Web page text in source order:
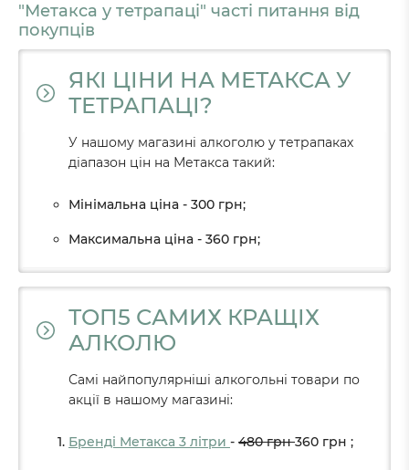
"Метакса у тетрапаці" часті питання від
покупців
ЯКІ ЦІНИ НА МЕТАКСА У
ТЕТРАПАЦІ?
У нашому магазині алкоголю у тетрапаках
діапазон цін на Метакса такий:
Мінімальна ціна - 300 грн;
Максимальна ціна - 360 грн;
ТОП5 САМИХ КРАЩІХ
АЛКОЛЮ
Самі найпопулярніші алкогольні товари по
акції в нашому магазині:
Бренді Метакса 3 літри - 480грн360 грн ;